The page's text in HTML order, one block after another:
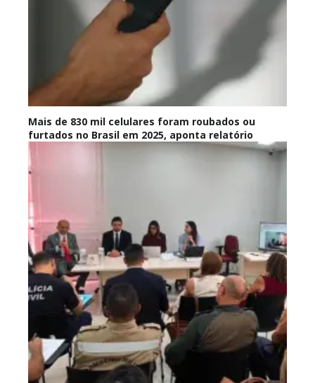
Mais de 830 mil celulares foram roubados ou
furtados no Brasil em 2025, aponta relatório